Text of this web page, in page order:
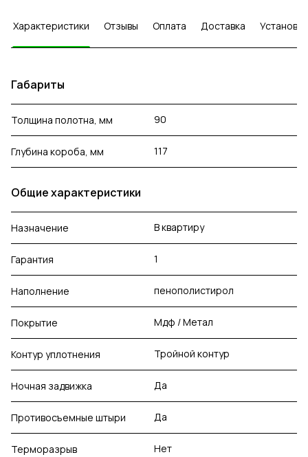
Характеристики Отзывы Оплата Доставка Установка
Габариты
Толщина полотна, мм 90
Глубина короба, мм 117
Общие характеристики
Назначение В квартиру
Гарантия 1
Наполнение пенополистирол
Покрытие Мдф / Метал
Контур уплотнения Тройной контур
Ночная задвижка Да
Противосъемные штыри Да
Терморазрыв Нет